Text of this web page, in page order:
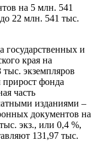
на 5 млн. 541
22 млн. 541 тыс.
и
края на
экземпляров
фонда
часть
изданиями –
документов на
экз., или 0,4 %,
131,97 тыс.